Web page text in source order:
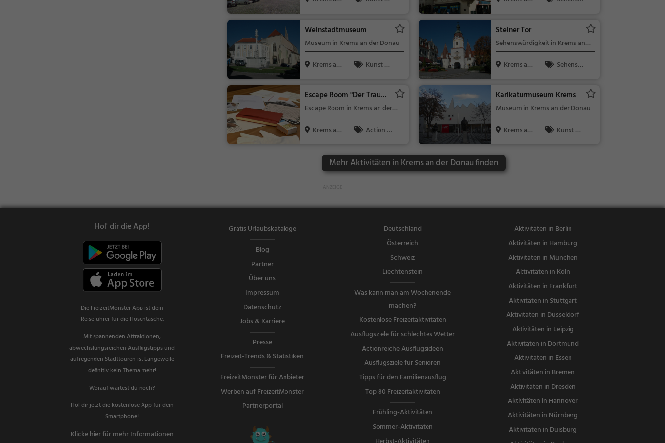
Weinstadtmuseum
Museum in Krems an der Donau
Krems an
Kunst &
Steiner Tor
Sehenswürdigkeit in Krems an
der Donau
Krems an
Sehensw
Escape Room "Der Traum
der Archivarin"
Escape Room in Krems an der
Donau
Krems an
Action &
Karikaturmuseum Krems
Museum in Krems an der Donau
Krems an
Kunst &
Mehr Aktivitäten in Krems an der Donau finden
Hol' dir die App!
Die FreizeitMonster App ist dein
Reiseführer für die Hosentasche.
Mit spannenden Attraktionen,
abwechslungsreichen Ausflugstipps und
aufregenden Stadttouren ist Langeweile
definitiv kein Thema mehr!
Worauf wartest du noch?
Hol dir jetzt die kostenlose App für dein
Smartphone!
Klicke hier für mehr Informationen
Gratis Urlaubskataloge
Blog
Partner
Über uns
Impressum
Datenschutz
Jobs & Karriere
Presse
Freizeit-Trends & Statistiken
FreizeitMonster für Anbieter
Werben auf FreizeitMonster
Partnerportal
Deutschland
Österreich
Schweiz
Liechtenstein
Was kann man am Wochenende
machen?
Kostenlose Freizeitaktivitäten
Ausflugsziele für schlechtes Wetter
Actionreiche Ausflugsideen
Ausflugsziele für Senioren
Tipps für den Familienausflug
Top 80 Freizeitaktivitäten
Frühling-Aktivitäten
Sommer-Aktivitäten
Aktivitäten in Berlin
Aktivitäten in Hamburg
Aktivitäten in München
Aktivitäten in Köln
Aktivitäten in Frankfurt
Aktivitäten in Stuttgart
Aktivitäten in Düsseldorf
Aktivitäten in Leipzig
Aktivitäten in Dortmund
Aktivitäten in Essen
Aktivitäten in Bremen
Aktivitäten in Dresden
Aktivitäten in Hannover
Aktivitäten in Nürnberg
Aktivitäten in Duisburg